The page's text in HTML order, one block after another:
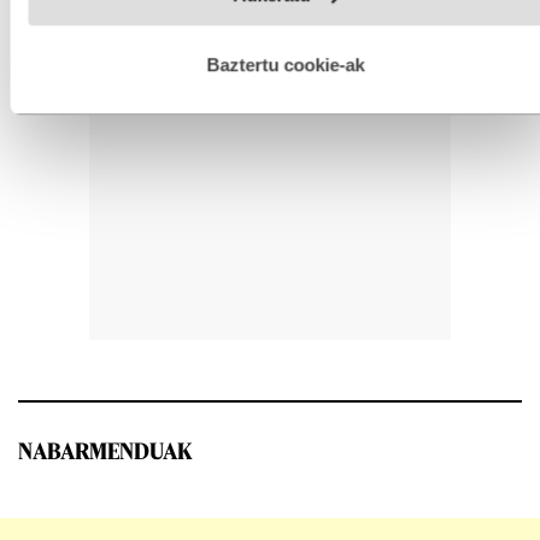
esplizitua ematen diguzu.Gehiago irakurri
Baztertu cookie-ak
NABARMENDUAK